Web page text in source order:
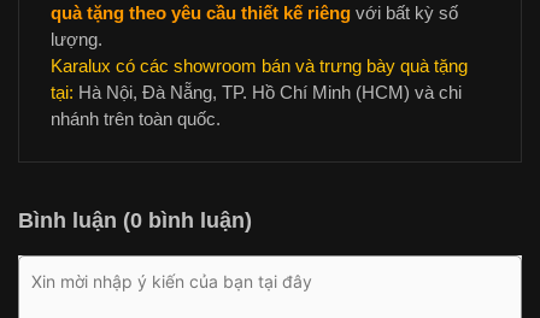
quà tặng theo yêu cầu thiết kế riêng với bất kỳ số
lượng.
Karalux có các showroom bán và trưng bày quà tặng
tại: Hà Nội, Đà Nẵng, TP. Hồ Chí Minh (HCM) và chi
nhánh trên toàn quốc.
Bình luận (0 bình luận)